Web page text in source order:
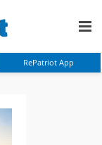
RePatriot App